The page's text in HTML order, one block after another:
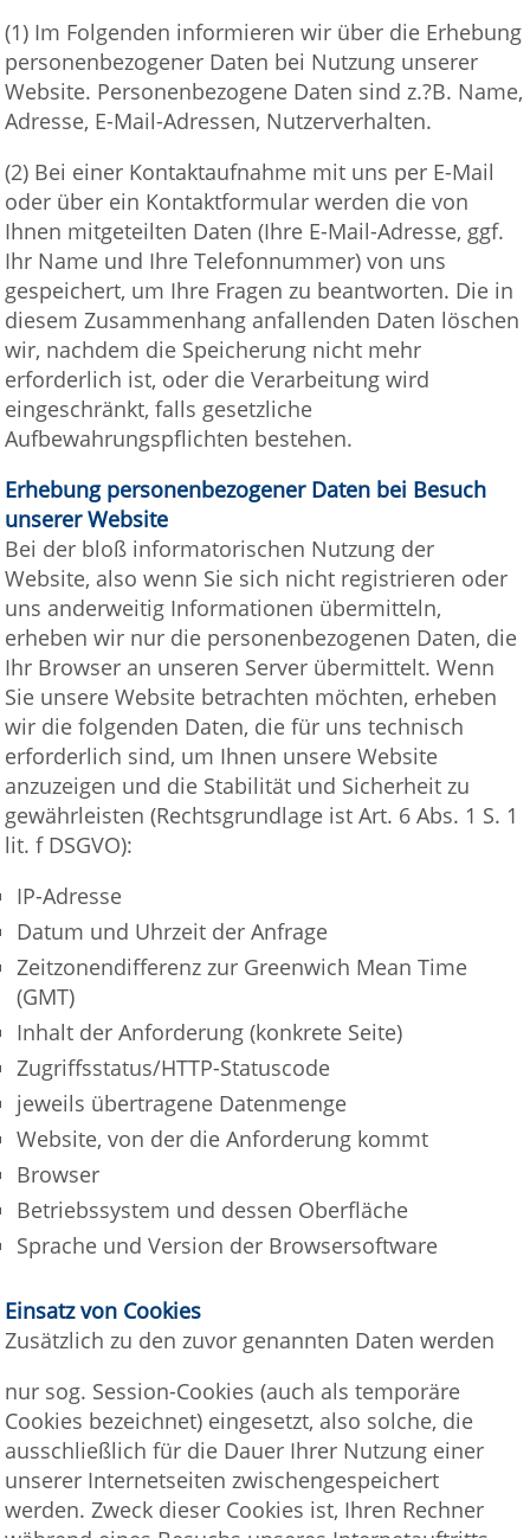
(1) Im Folgenden informieren wir über die Erhebung
personenbezogener Daten bei Nutzung unserer
Website. Personenbezogene Daten sind z.?B. Name,
Adresse, E-Mail-Adressen, Nutzerverhalten.
(2) Bei einer Kontaktaufnahme mit uns per E-Mail
oder über ein Kontaktformular werden die von
Ihnen mitgeteilten Daten (Ihre E-Mail-Adresse, ggf.
Ihr Name und Ihre Telefonnummer) von uns
gespeichert, um Ihre Fragen zu beantworten. Die in
diesem Zusammenhang anfallenden Daten löschen
wir, nachdem die Speicherung nicht mehr
erforderlich ist, oder die Verarbeitung wird
eingeschränkt, falls gesetzliche
Aufbewahrungspflichten bestehen.
Erhebung personenbezogener Daten bei Besuch
unserer Website
Bei der bloß informatorischen Nutzung der
Website, also wenn Sie sich nicht registrieren oder
uns anderweitig Informationen übermitteln,
erheben wir nur die personenbezogenen Daten, die
Ihr Browser an unseren Server übermittelt. Wenn
Sie unsere Website betrachten möchten, erheben
wir die folgenden Daten, die für uns technisch
erforderlich sind, um Ihnen unsere Website
anzuzeigen und die Stabilität und Sicherheit zu
gewährleisten (Rechtsgrundlage ist Art. 6 Abs. 1 S. 1
lit. f DSGVO):
IP-Adresse
Datum und Uhrzeit der Anfrage
Zeitzonendifferenz zur Greenwich Mean Time
(GMT)
Inhalt der Anforderung (konkrete Seite)
Zugriffsstatus/HTTP-Statuscode
jeweils übertragene Datenmenge
Website, von der die Anforderung kommt
Browser
Betriebssystem und dessen Oberfläche
Sprache und Version der Browsersoftware
Einsatz von Cookies
Zusätzlich zu den zuvor genannten Daten werden
nur sog. Session-Cookies (auch als temporäre
Cookies bezeichnet) eingesetzt, also solche, die
ausschließlich für die Dauer Ihrer Nutzung einer
unserer Internetseiten zwischengespeichert
werden. Zweck dieser Cookies ist, Ihren Rechner